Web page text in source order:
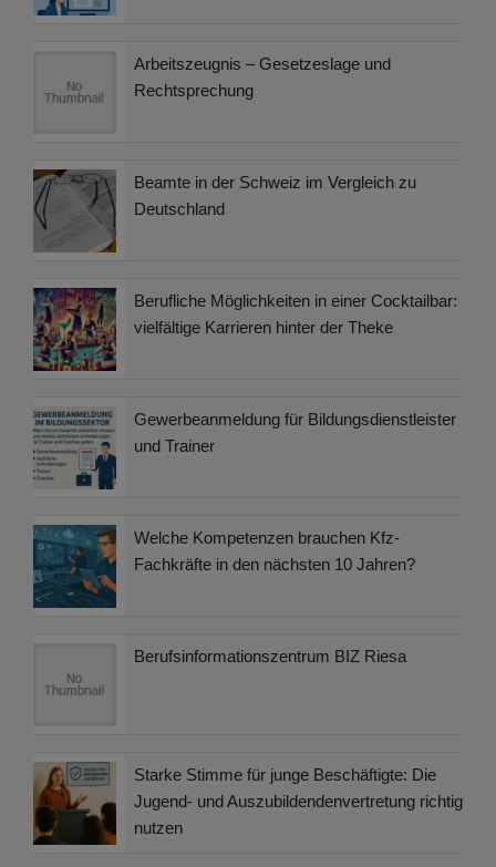
Arbeitszeugnis – Gesetzeslage und
Rechtsprechung
Beamte in der Schweiz im Vergleich zu
Deutschland
Berufliche Möglichkeiten in einer Cocktailbar:
vielfältige Karrieren hinter der Theke
Gewerbeanmeldung für Bildungsdienstleister
und Trainer
Welche Kompetenzen brauchen Kfz-
Fachkräfte in den nächsten 10 Jahren?
Berufsinformationszentrum BIZ Riesa
Starke Stimme für junge Beschäftigte: Die
Jugend- und Auszubildendenvertretung richtig
nutzen